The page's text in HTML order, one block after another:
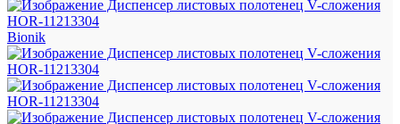
Bionik